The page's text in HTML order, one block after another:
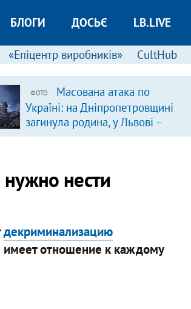
БЛОГИ ДОСЬЄ LB.LIVE
«Епіцентр виробників» CultHub
ФОТО
Масована атака по
Україні: на Дніпропетровщині
загинула родина, у Львові –
удар по багатоповерхівках
нести
декриминализацию
отношение к каждому